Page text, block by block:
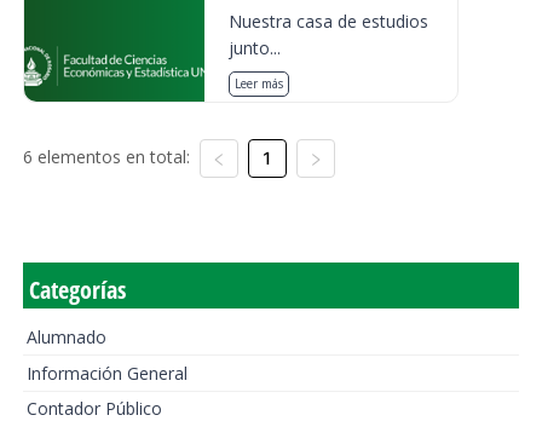
Nuestra casa de estudios
junto...
Leer más
6 elementos en total: 1
Categorías
Alumnado
Información General
Contador Público